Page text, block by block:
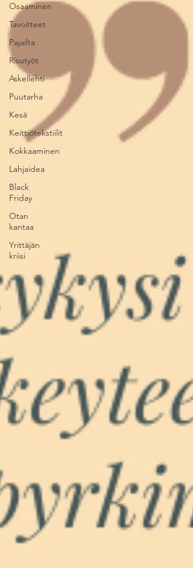
Osaaminen
Tavoitteet
Pajailta
Risutyöt
Askellehti
Puutarha
Kesä
Keittiötekstiilit
Kokkaaminen
Lahjaidea
Black
Friday
Otan
kantaa
Yrittäjän
kriisi